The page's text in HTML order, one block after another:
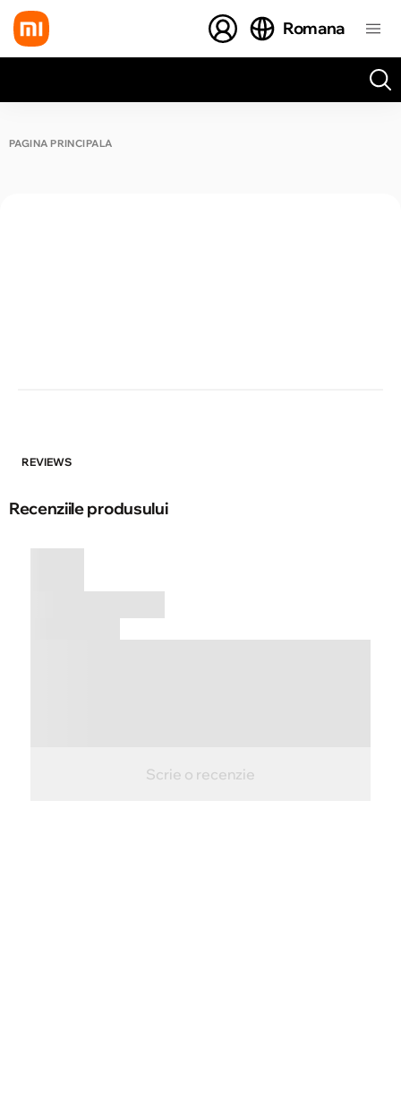
Romana
PAGINA PRINCIPALĂ
REVIEWS
Recenziile produsului
Scrie o recenzie